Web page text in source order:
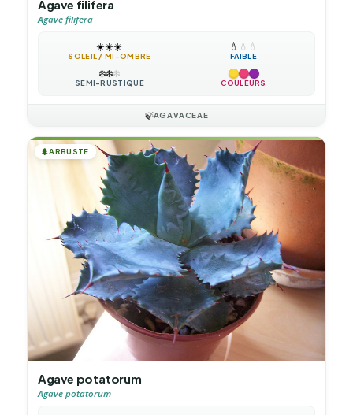
Agave filifera
Agave filifera
☀️☀️☀️
SOLEIL / MI-OMBRE
💧 💧 💧
FAIBLE
❄️❄️❄️
SEMI-RUSTIQUE COULEURS
🍃AGAVACEAE
🌲ARBUSTE
Agave potatorum
Agave potatorum